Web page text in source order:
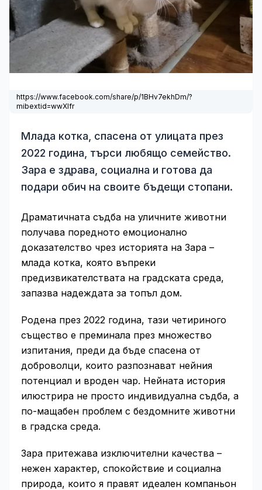
https://www.facebook.com/share/p/1BHv7ekhDm/?
mibextid=wwXIfr
Млада котка, спасена от улицата през
2022 година, търси любящо семейство.
Зара е здрава, социална и готова да
подари обич на своите бъдещи стопани.
Драматичната съдба на уличните животни
получава поредното емоционално
доказателство чрез историята на Зара –
млада котка, която въпреки
предизвикателствата на градската среда,
запазва надеждата за топъл дом.
Родена през 2022 година, тази четириного
същество е преминала през множество
изпитания, преди да бъде спасена от
доброволци, които разпознават нейния
потенциал и вроден чар. Нейната история
илюстрира не просто индивидуална съдба, а
по-мащабен проблем с бездомните животни
в градска среда.
Зара притежава изключителни качества –
нежен характер, спокойствие и социална
природа, които я правят идеален компаньон